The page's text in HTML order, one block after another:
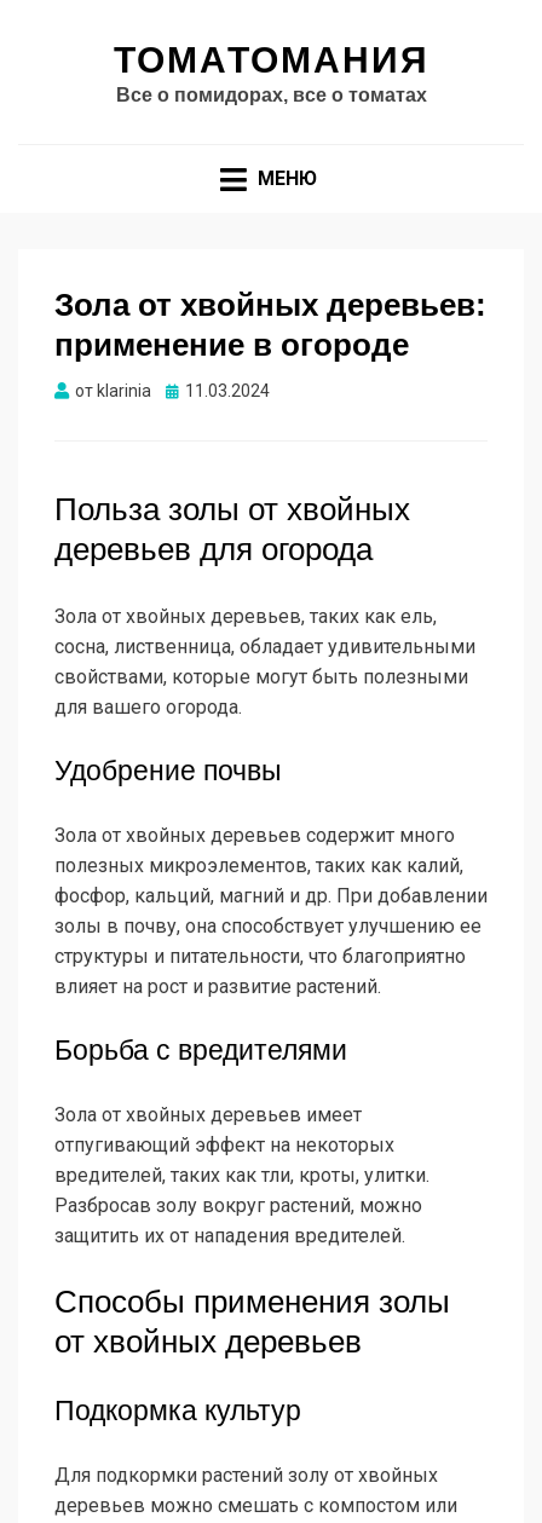
ТОМАТОМАНИЯ
Все о помидорах, все о томатах
МЕНЮ
Зола от хвойных деревьев:
применение в огороде
от klarinia Опубликовано
11.03.2024
Польза золы от хвойных
деревьев для огорода
Зола от хвойных деревьев, таких как ель,
сосна, лиственница, обладает удивительными
свойствами, которые могут быть полезными
для вашего огорода.
Удобрение почвы
Зола от хвойных деревьев содержит много
полезных микроэлементов, таких как калий,
фосфор, кальций, магний и др. При добавлении
золы в почву, она способствует улучшению ее
структуры и питательности, что благоприятно
влияет на рост и развитие растений.
Борьба с вредителями
Зола от хвойных деревьев имеет
отпугивающий эффект на некоторых
вредителей, таких как тли, кроты, улитки.
Разбросав золу вокруг растений, можно
защитить их от нападения вредителей.
Способы применения золы
от хвойных деревьев
Подкормка культур
Для подкормки растений золу от хвойных
деревьев можно смешать с компостом или